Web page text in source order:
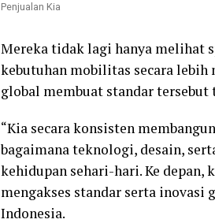
Penjualan Kia
Mereka tidak lagi hanya melihat
kebutuhan mobilitas secara lebih
global membuat standar
“Kia secara konsisten
bagaimana teknologi, desain,
kehidupan sehari-hari. Ke
mengakses standar serta inovasi
Indonesia.